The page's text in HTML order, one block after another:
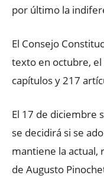
por último la
El Consejo
texto en octubre, el
capítulos y 217
El 17 de diciembre
se decidirá si se
mantiene la actual,
de Augusto